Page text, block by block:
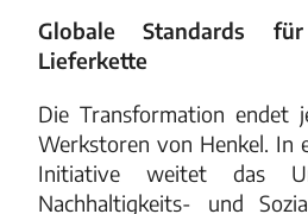
Globale Standards
Lieferkette
Die Transformation endet
Werkstoren von Henkel. In
Initiative weitet das
Nachhaltigkeits- und